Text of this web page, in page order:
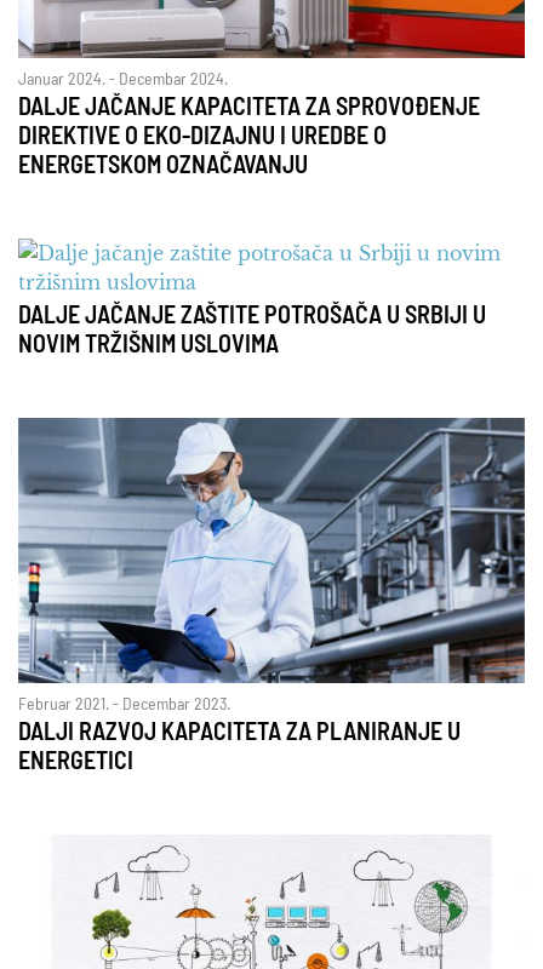
Januar 2024. - Decembar 2024.
DALJE JAČANJE KAPACITETA ZA SPROVOĐENJE
DIREKTIVE O EKO-DIZAJNU I UREDBE O
ENERGETSKOM OZNAČAVANJU
DALJE JAČANJE ZAŠTITE POTROŠAČA U SRBIJI U
NOVIM TRŽIŠNIM USLOVIMA
Februar 2021. - Decembar 2023.
DALJI RAZVOJ KAPACITETA ZA PLANIRANJE U
ENERGETICI